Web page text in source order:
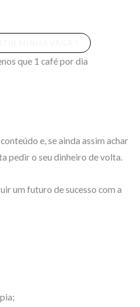
que 1 café por dia
e, se ainda assim achar
pedir o seu dinheiro de volta.
um futuro de sucesso com a